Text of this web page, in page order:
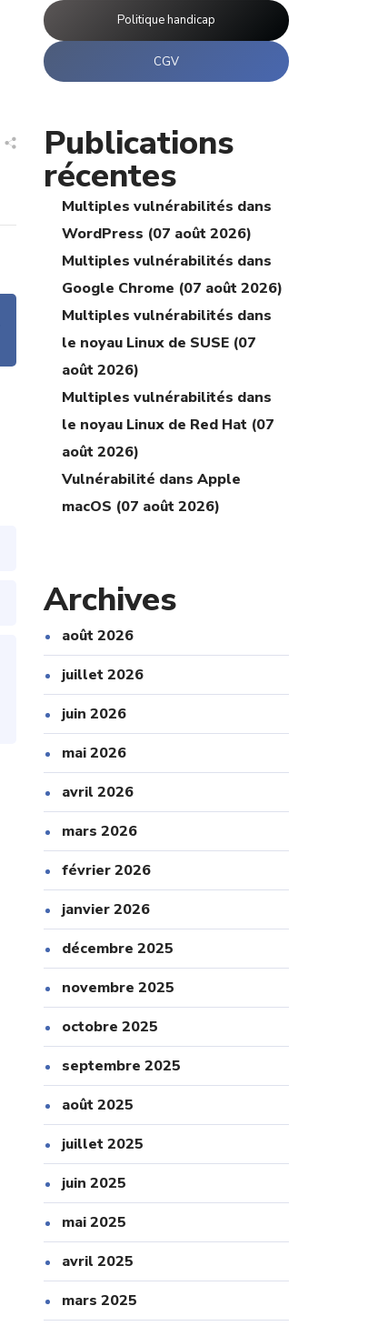
Politique handicap
CGV
Publications
récentes
Multiples vulnérabilités dans
WordPress (07 août 2026)
Multiples vulnérabilités dans
Google Chrome (07 août 2026)
Multiples vulnérabilités dans
le noyau Linux de SUSE (07
août 2026)
Multiples vulnérabilités dans
le noyau Linux de Red Hat (07
août 2026)
Vulnérabilité dans Apple
macOS (07 août 2026)
Archives
août 2026
juillet 2026
juin 2026
mai 2026
avril 2026
mars 2026
février 2026
janvier 2026
décembre 2025
novembre 2025
octobre 2025
septembre 2025
août 2025
juillet 2025
juin 2025
mai 2025
avril 2025
mars 2025